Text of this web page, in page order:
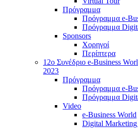
Πρόγραμμα
Πρόγραμμα e-
Πρόγραμμα
Sponsors
Χορηγοί
Περίπτερα
12o Συνέδριο e-Business
2023
Πρόγραμμα
Πρόγραμμα e-
Πρόγραμμα
Video
e-Business World
Digital